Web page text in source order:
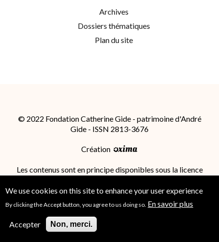
Archives
Dossiers thématiques
Plan du site
© 2022 Fondation Catherine Gide - patrimoine d'André
Gide - ISSN 2813-3676
Création
Les contenus sont en principe disponibles sous la licence
International (CC BY-SA 4.0); des conditions
supplémentaires peuvent s'appliquer.
We use cookies on this site to enhance your user experience
By clicking the Accept button, you agree to us doing so. En savoir plus
Accepter Non, merci.